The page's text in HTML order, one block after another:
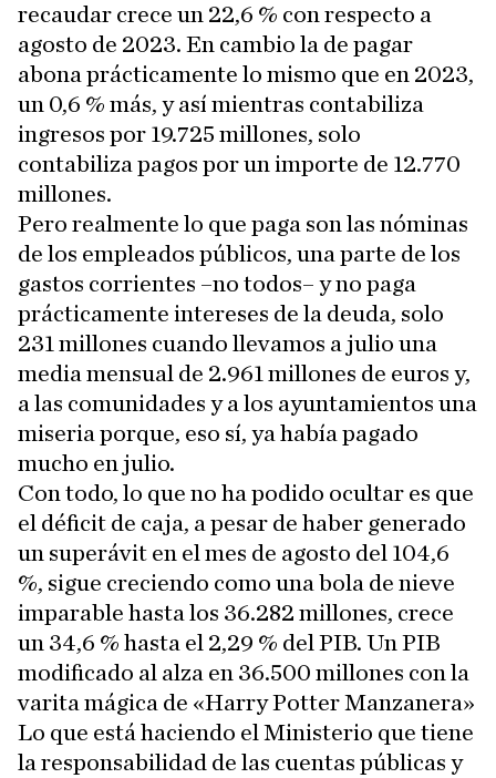
recaudar crece un 22,6 % con respecto a
agosto de 2023. En cambio la de pagar
abona prácticamente lo mismo que en 2023,
un 0,6 % más, y así mientras contabiliza
ingresos por 19.725 millones, solo
contabiliza pagos por un importe de 12.770
millones.
Pero realmente lo que paga son las nóminas
de los empleados públicos, una parte de los
gastos corrientes –no todos– y no paga
prácticamente intereses de la deuda, solo
231 millones cuando llevamos a julio una
media mensual de 2.961 millones de euros y,
a las comunidades y a los ayuntamientos una
miseria porque, eso sí, ya había pagado
mucho en julio.
Con todo, lo que no ha podido ocultar es que
el déficit de caja, a pesar de haber generado
un superávit en el mes de agosto del 104,6
%, sigue creciendo como una bola de nieve
imparable hasta los 36.282 millones, crece
un 34,6 % hasta el 2,29 % del PIB. Un PIB
modificado al alza en 36.500 millones con la
varita mágica de «Harry Potter Manzanera»
Lo que está haciendo el Ministerio que tiene
la responsabilidad de las cuentas públicas y